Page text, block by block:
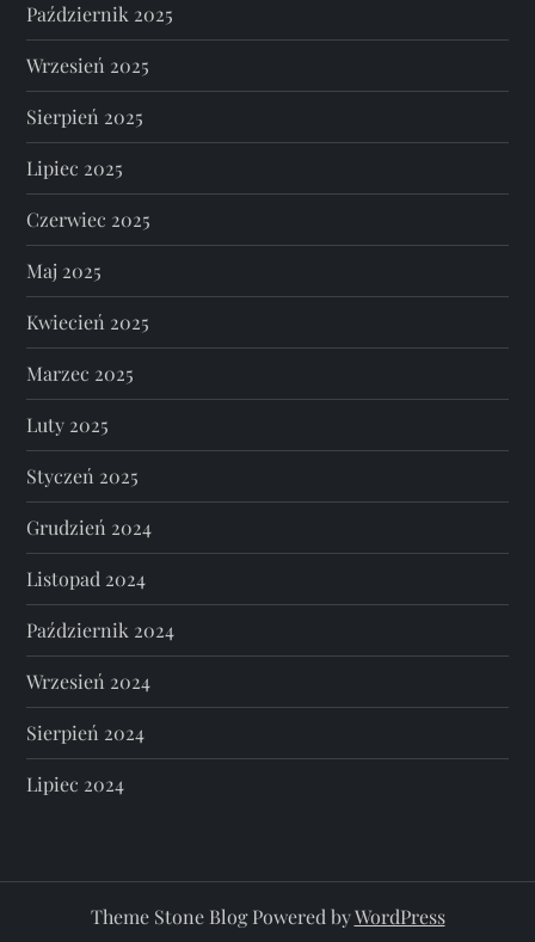
Październik 2025
Wrzesień 2025
Sierpień 2025
Lipiec 2025
Czerwiec 2025
Maj 2025
Kwiecień 2025
Marzec 2025
Luty 2025
Styczeń 2025
Grudzień 2024
Listopad 2024
Październik 2024
Wrzesień 2024
Sierpień 2024
Lipiec 2024
Theme Stone Blog Powered byWordPress